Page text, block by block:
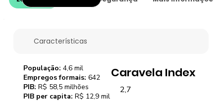
Características
Caravela Index
2,7
População: 4,6 mil
Empregos formais: 642
PIB: R$ 58,5 milhões
PIB per capita: R$ 12,9 mil